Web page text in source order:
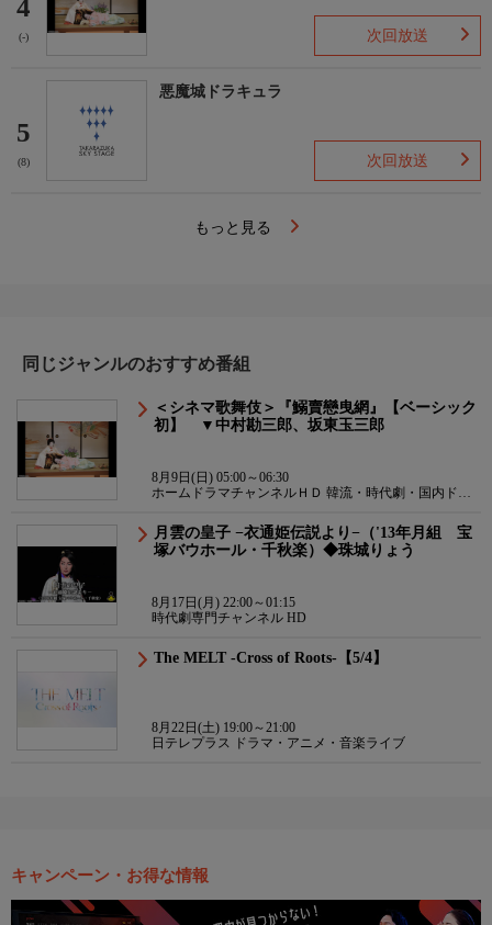
4
(-) 次回放送
5
(8)
悪魔城ドラキュラ
次回放送
もっと見る
同じジャンルのおすすめ番組
＜シネマ歌舞伎＞『鰯賣戀曳網』【ベーシック
初】 ▼中村勘三郎、坂東玉三郎
8月9日(日) 05:00～06:30
ホームドラマチャンネルＨＤ 韓流・時代劇・国内ドラ
月雲の皇子 −衣通姫伝説より−（'13年月組 宝
塚バウホール・千秋楽）◆珠城りょう
8月17日(月) 22:00～01:15
時代劇専門チャンネル HD
The MELT -Cross of Roots-【5/4】
8月22日(土) 19:00～21:00
日テレプラス ドラマ・アニメ・音楽ライブ
キャンペーン・お得な情報